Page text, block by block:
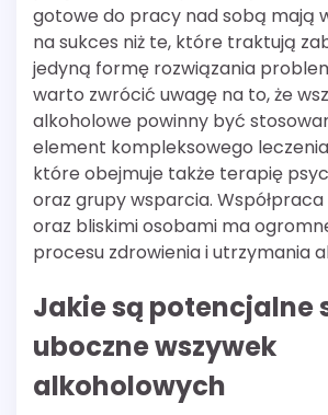
gotowe do pracy nad sobą mają
na sukces niż te, które traktują
jedyną formę rozwiązania
warto zwrócić uwagę na to, że
alkoholowe powinny być
element kompleksowego
które obejmuje także terapię
oraz grupy wsparcia.
oraz bliskimi osobami ma
procesu zdrowienia i utrzymania
Jakie są potencjalne
uboczne wszywek
alkoholowych